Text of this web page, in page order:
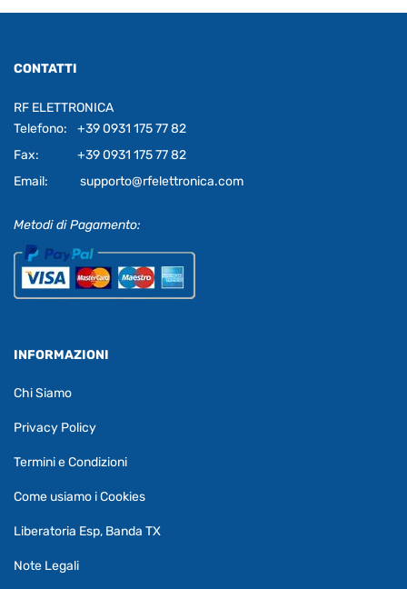
CONTATTI
RF ELETTRONICA
Telefono:
+39 0931 175 77 82
Fax:
+39 0931 175 77 82
Email:
supporto@rfelettronica.com
Metodi di Pagamento:
INFORMAZIONI
Chi Siamo
Privacy Policy
Termini e Condizioni
Come usiamo i Cookies
Liberatoria Esp, Banda TX
Note Legali